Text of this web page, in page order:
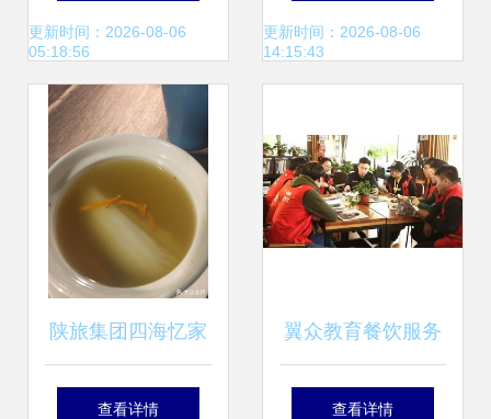
更新时间：2026-08-06
05:18:56
区 图餐饮服务
更新时间：2026-08-06
14:15:43
陕旅集团四海忆家
精品酒店餐厅服务
查看详情
翼众教育餐饮服务
体系 打造专业服务
查看详情